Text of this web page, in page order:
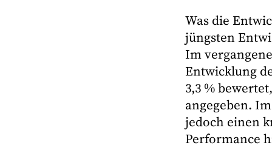
Was die
jüngsten
Im
Entwicklung
3,3 %
angegeben.
jedoch einen
Performance